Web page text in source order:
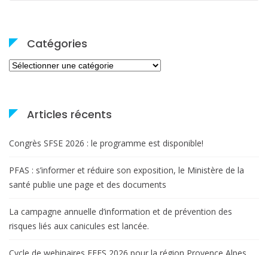
Catégories
Catégories
Articles récents
Congrès SFSE 2026 : le programme est disponible!
PFAS : s’informer et réduire son exposition, le Ministère de la
santé publie une page et des documents
La campagne annuelle d’information et de prévention des
risques liés aux canicules est lancée.